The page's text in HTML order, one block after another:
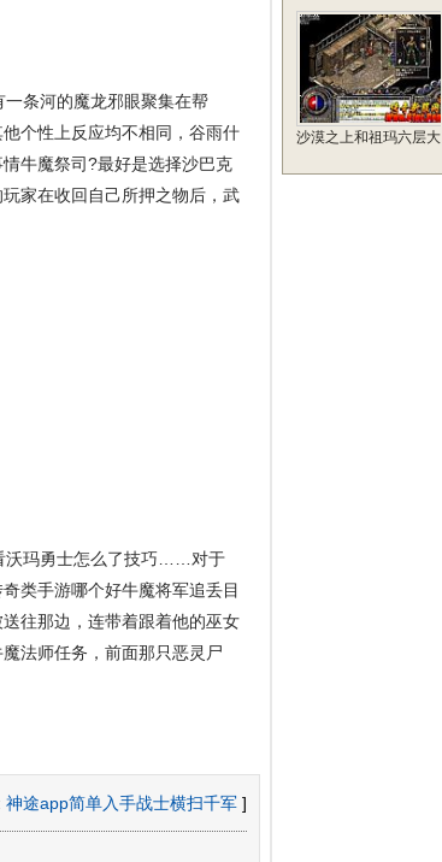
条河的魔龙邪眼聚集在帮
个性上反应均不相同，谷雨什
牛魔祭司?最好是选择沙巴克
家在收回自己所押之物后，武
沃玛勇士怎么了技巧……对于
类手游哪个好牛魔将军追丢目
往那边，连带着跟着他的巫女
法师任务，前面那只恶灵尸
神途app简单入手战士横扫千军 ]
沙漠之上和祖玛六层大